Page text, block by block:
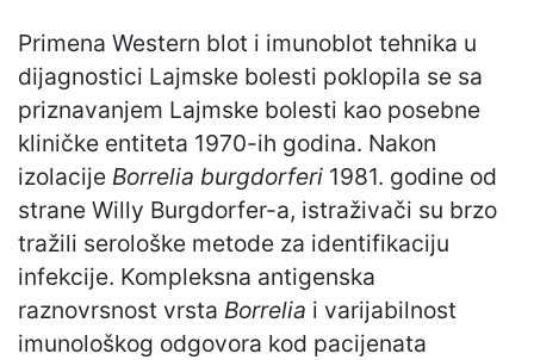
Primena Western blot i imunoblot tehnika u
dijagnostici Lajmske bolesti poklopila se sa
priznavanjem Lajmske bolesti kao posebne
kliničke entiteta 1970-ih godina. Nakon
izolacije Borrelia burgdorferi 1981. godine od
strane Willy Burgdorfer-a, istraživači su brzo
tražili serološke metode za identifikaciju
infekcije. Kompleksna antigenska
raznovrsnost vrsta Borrelia i varijabilnost
imunološkog odgovora kod pacijenata